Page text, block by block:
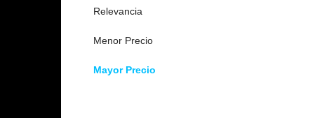
Relevancia
Menor Precio
Mayor Precio